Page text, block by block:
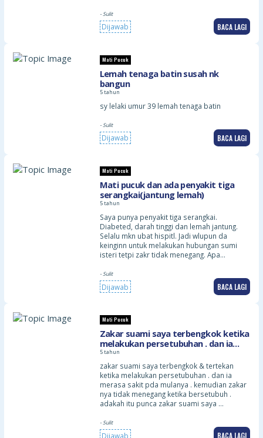
- Sulit
Dijawab BACA LAGI
Mati Pucuk
Lemah tenaga batin susah nk
bangun
5 tahun
sy lelaki umur 39 lemah tenaga batin
- Sulit
Dijawab BACA LAGI
Mati Pucuk
Mati pucuk dan ada penyakit tiga
serangkai(jantung lemah)
5 tahun
Saya punya penyakit tiga serangkai.
Diabeted, darah tinggi dan lemah jantung.
Selalu mkn ubat hispitl. Jadi wlupun da
keinginn untuk melakukan hubungan sumi
isteri tetpi zakr tidak menegang. Apa…
- Sulit
Dijawab BACA LAGI
Mati Pucuk
Zakar suami saya terbengkok ketika
melakukan persetubuhan . dan ia
merasa sakit pda mulanya . adakah
itu punca zakar suami saya tidak
menegang atau mati pucuk ? apakah
penyelesaiiannya
5 tahun
zakar suami saya terbengkok & tertekan
ketika melakukan persetubuhan . dan ia
merasa sakit pda mulanya . kemudian zakar
nya tidak menegang ketika bersetubuh .
adakah itu punca zakar suami saya …
- Sulit
Dijawab BACA LAGI